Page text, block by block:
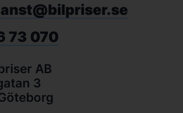
73 070
AB
3